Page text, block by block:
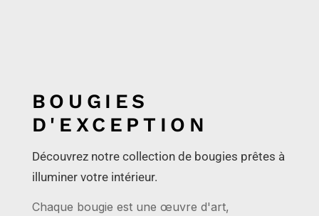
BOUGIES
D'EXCEPTION
Découvrez notre collection de bougies prêtes à
illuminer votre intérieur.
Chaque bougie est une œuvre d'art,